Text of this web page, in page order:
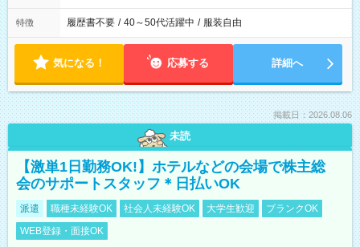
特徴 履歴書不要 / 40～50代活躍中 / 服装自由
気になる！ 応募する 詳細へ
掲載日：2026.08.06
未読
【激単1日勤務OK!】ホテルなどの会場で株主総
会のサポートスタッフ＊日払いOK
派遣 職種未経験OK 社会人未経験OK 大学生歓迎
ブランクOK
WEB登録・面接OK